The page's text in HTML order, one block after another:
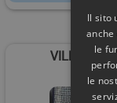
VILLA
Il sito
le
le